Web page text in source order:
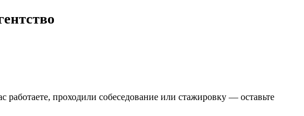
работаете, проходили собеседование или стажировку — оставьте